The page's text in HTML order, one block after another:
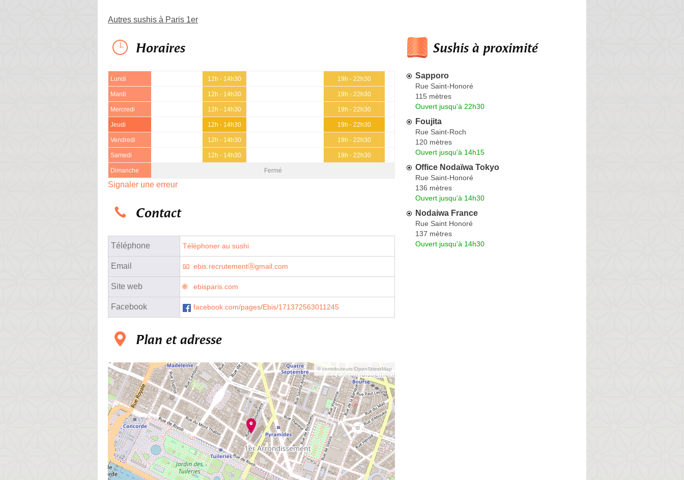
Autres sushis à Paris 1er
Horaires
Lundi 12h - 14h30 19h - 22h30
Mardi 12h - 14h30 19h - 22h30
Mercredi 12h - 14h30 19h - 22h30
Jeudi 12h - 14h30 19h - 22h30
Vendredi 12h - 14h30 19h - 22h30
Samedi 12h - 14h30 19h - 22h30
Dimanche Fermé
Signaler une erreur
Contact
Téléphone Téléphoner au sushi
Email ebis.recrutementⓐgmail.com
Site web ebisparis.com
Facebook facebook.com/pages/Ebis/171372563011245
Plan et adresse
© contributeurs OpenStreetMap
Sushis à proximité
Sapporo
Rue Saint-Honoré
115 mètres
Ouvert jusqu'à 22h30
Foujita
Rue Saint-Roch
120 mètres
Ouvert jusqu'à 14h15
Office Nodaïwa Tokyo
Rue Saint-Honoré
136 mètres
Ouvert jusqu'à 14h30
Nodaiwa France
Rue Saint Honoré
137 mètres
Ouvert jusqu'à 14h30